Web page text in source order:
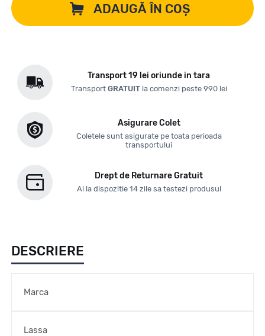
ADAUGĂ ÎN COȘ
Transport 19 lei oriunde in tara
Transport GRATUITla comenzi peste 990 lei
Asigurare Colet
Coletele sunt asigurate pe toata perioada
transportului
Drept de Returnare Gratuit
Ai la dispozitie 14 zile sa testezi produsul
DESCRIERE
Marca
Lassa